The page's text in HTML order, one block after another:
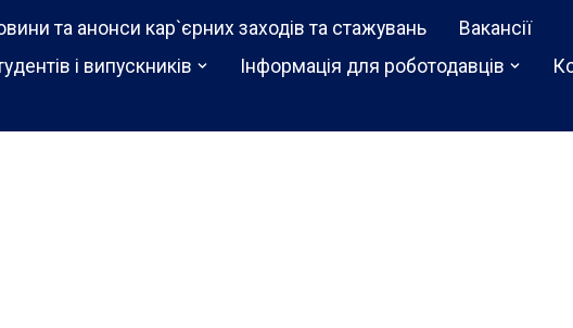
та анонси кар`єрних заходів та стажувань
Вакансії
і випускників
Інформація для роботодавців